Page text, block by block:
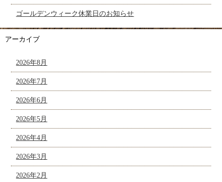
ゴールデンウィーク休業日のお知らせ
アーカイブ
2026年8月
2026年7月
2026年6月
2026年5月
2026年4月
2026年3月
2026年2月